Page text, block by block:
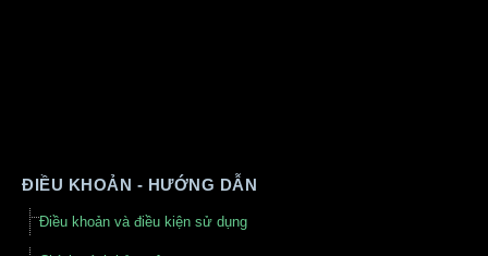
ĐIỀU KHOẢN - HƯỚNG DẪN
Điều khoản và điều kiện sử dụng